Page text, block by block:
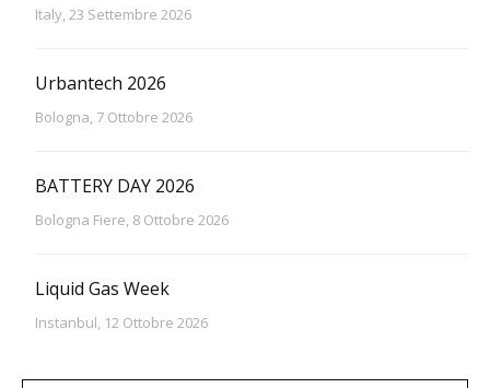
Italy, 23 Settembre 2026
Urbantech 2026
Bologna, 7 Ottobre 2026
BATTERY DAY 2026
Bologna Fiere, 8 Ottobre 2026
Liquid Gas Week
Instanbul, 12 Ottobre 2026